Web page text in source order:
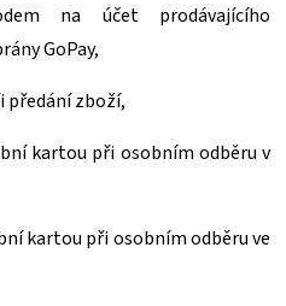
na účet prodávajícího
GoPay,
zboží,
kartou při osobním odběru v
kartou při osobním odběru ve